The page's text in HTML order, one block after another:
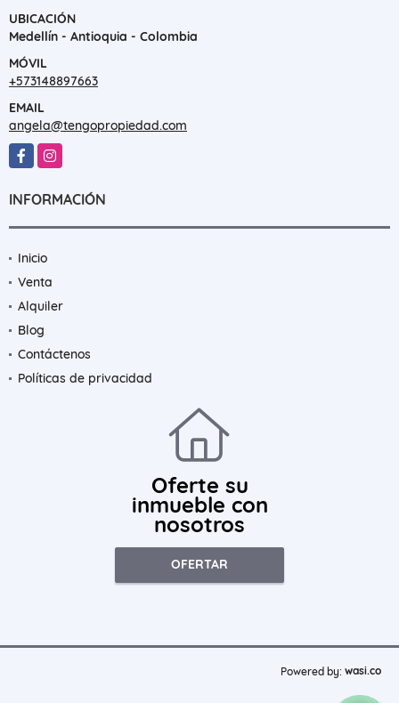
UBICACIÓN
Medellín - Antioquia - Colombia
MÓVIL
+573148897663
EMAIL
angela@tengopropiedad.com
FacebookInstagram
INFORMACIÓN
Inicio
Venta
Alquiler
Blog
Contáctenos
Políticas de privacidad
Oferte su
inmueble con
nosotros
OFERTAR
Powered by: wasi.co